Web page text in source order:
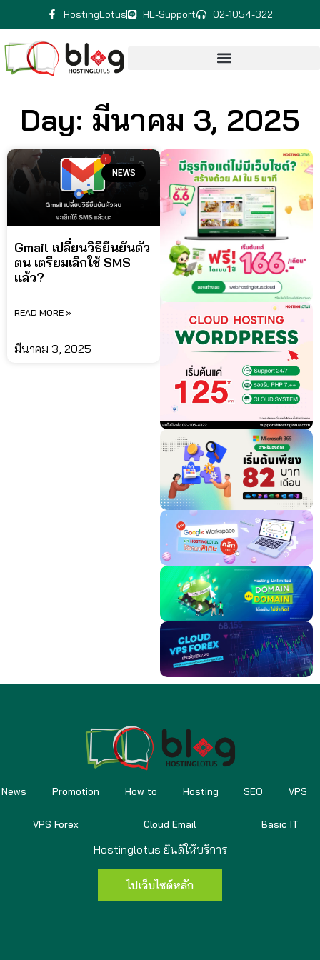
HostingLotus HL-Support 02-1054-322
Day: มีนาคม 3, 2025
NEWS
Gmail เปลี่ยนวิธียืนยันตัว
ตน เตรียมเลิกใช้ SMS
แล้ว?
READ MORE »
มีนาคม 3, 2025
News Promotion How to Hosting SEO VPS
VPS Forex Cloud Email Basic IT
Hostinglotus ยินดีให้บริการ
ไปเว็บไซต์หลัก